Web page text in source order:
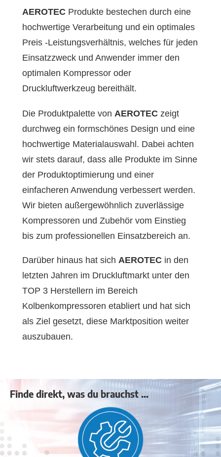
AEROTEC Produkte bestechen durch eine
hochwertige Verarbeitung und ein optimales
Preis -Leistungsverhältnis, welches für jeden
Einsatzzweck und Anwender immer den
optimalen Kompressor oder
Druckluftwerkzeug bereithält.
Die Produktpalette von AEROTEC zeigt
durchweg ein formschönes Design und eine
hochwertige Materialauswahl. Dabei achten
wir stets darauf, dass alle Produkte im Sinne
der Produktoptimierung und einer
einfacheren Anwendung verbessert werden.
Wir bieten außergewöhnlich zuverlässige
Kompressoren und Zubehör vom Einstieg
bis zum professionellen Einsatzbereich an.
Darüber hinaus hat sich AEROTEC in den
letzten Jahren im Druckluftmarkt unter den
TOP 3 Herstellern im Bereich
Kolbenkompressoren etabliert und hat sich
als Ziel gesetzt, diese Marktposition weiter
auszubauen.
Finde direkt, was du brauchst ...